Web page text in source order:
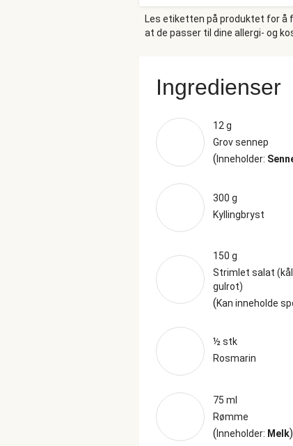
Les etiketten på produktet for å
at de passer til dine allergi- og
Ingredienser
12 g
Grov sennep
(Inneholder:
300 g
Kyllingbryst
150 g
Strimlet salat
gulrot)
(Kan inneholde
½ stk
Rosmarin
75 ml
Rømme
(Inneholder: Melk)